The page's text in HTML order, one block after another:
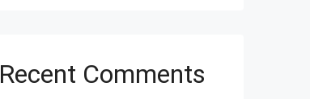
Recent Comments